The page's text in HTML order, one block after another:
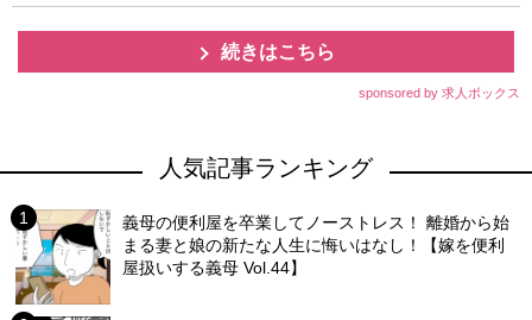
続きはこちら
sponsored by 求人ボックス
人気記事ランキング
義母の便利屋を卒業してノーストレス！ 離婚から始
まる妻と娘の新たな人生に悔いはなし！【嫁を便利
屋扱いする義母 Vol.44】